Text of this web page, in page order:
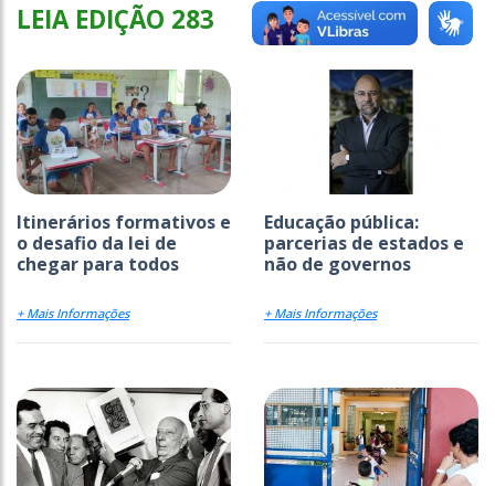
LEIA EDIÇÃO 283
Itinerários formativos e
o desafio da lei de
chegar para todos
+ Mais Informações
Educação pública:
parcerias de estados e
não de governos
+ Mais Informações